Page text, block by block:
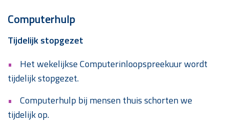
Computerhulp
Tijdelijk stopgezet
Het wekelijkse Computerinloopspreekuur wordt
tijdelijk stopgezet.
Computerhulp bij mensen thuis schorten we
tijdelijk op.